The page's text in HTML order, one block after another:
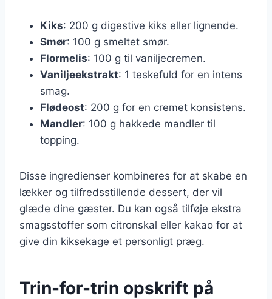
Kiks: 200 g digestive kiks eller lignende.
Smør: 100 g smeltet smør.
Flormelis: 100 g til vaniljecremen.
Vaniljeekstrakt: 1 teskefuld for en intens
smag.
Flødeost: 200 g for en cremet konsistens.
Mandler: 100 g hakkede mandler til
topping.
Disse ingredienser kombineres for at skabe en
lækker og tilfredsstillende dessert, der vil
glæde dine gæster. Du kan også tilføje ekstra
smagsstoffer som citronskal eller kakao for at
give din kiksekage et personligt præg.
Trin-for-trin opskrift på